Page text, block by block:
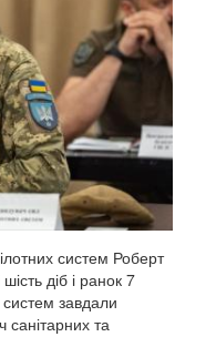
систем Роберт
діб і ранок 7
завдали
санітарних та